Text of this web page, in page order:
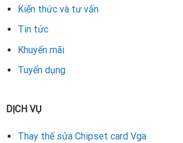
Kiến thức và tư vấn
Tin tức
Khuyến mãi
Tuyển dụng
DỊCH VỤ
Thay thế sửa Chipset card Vga